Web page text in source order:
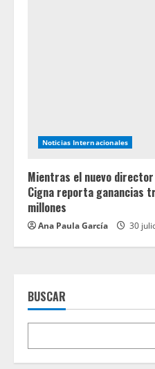
Noticias Internacionales
Mientras el nuevo
Cigna reporta ganancias
millones
Ana Paula García 30
BUSCAR